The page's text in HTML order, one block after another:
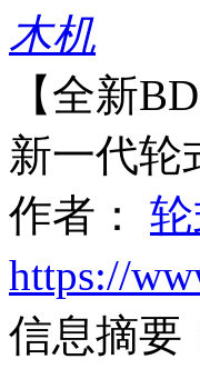
木机
【全新
新一代轮
作者：
https://
信息摘要